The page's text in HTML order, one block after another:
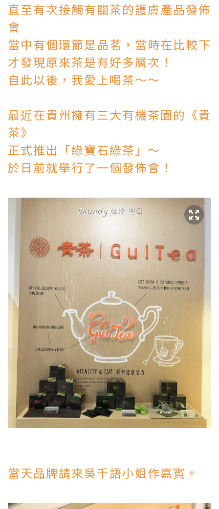
直至有次接觸有關茶的護膚產品發佈
會
當中有個環節是品茗，當時在比較下
才發現原來茶是有好多層次！
自此以後，我愛上喝茶～～
最近在貴州擁有三大有機茶園的《貴
茶》
正式推出 「綠寶石綠茶」～
於日前就舉行了一個發佈會！
當天品牌請來吳千語小姐作嘉賓。